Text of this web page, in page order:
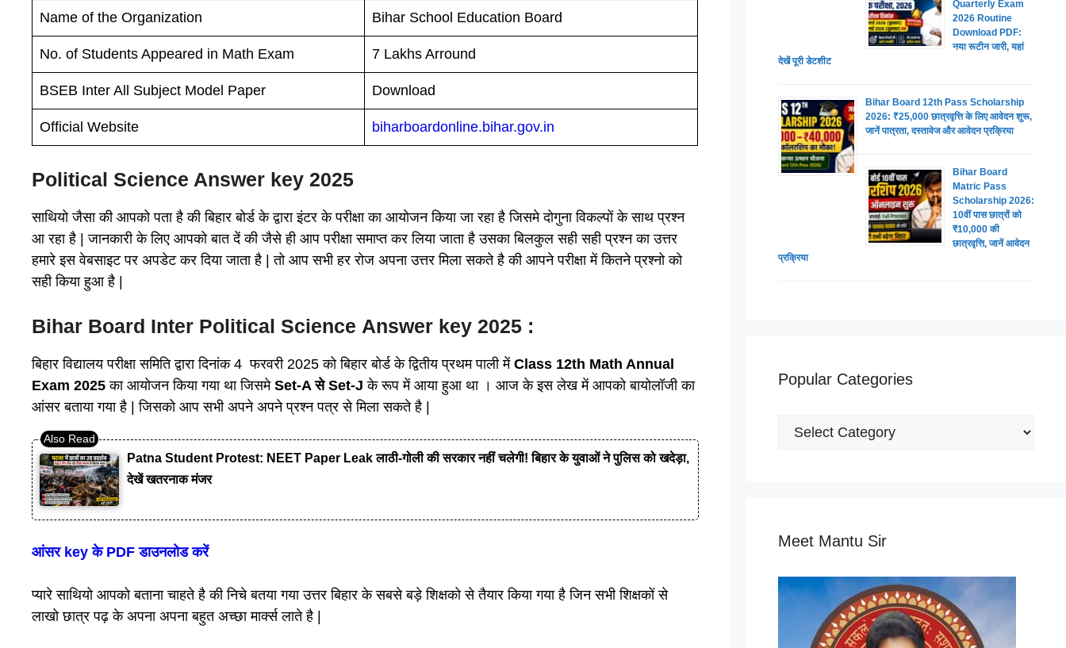
Name of the Organization Bihar School Education Board
No. of Students Appeared in Math Exam 7 Lakhs Arround
BSEB Inter All Subject Model Paper Download
Official Website biharboardonline.bihar.gov.in
Political Science Answer key 2025
साथियो जैसा की आपको पता है की बिहार बोर्ड के द्वारा इंटर के परीक्षा का आयोजन किया जा रहा है जिसमे दोगुना विकल्पों के साथ प्रश्न
आ रहा है | जानकारी के लिए आपको बात दें की जैसे ही आप परीक्षा समाप्त कर लिया जाता है उसका बिलकुल सही सही प्रश्न का उत्तर
हमारे इस वेबसाइट पर अपडेट कर दिया जाता है | तो आप सभी हर रोज अपना उत्तर मिला सकते है की आपने परीक्षा में कितने प्रश्नो को
सही किया हुआ है |
Bihar Board Inter Political Science Answer key 2025 :
बिहार विद्यालय परीक्षा समिति द्वारा दिनांक 4 फरवरी 2025 को बिहार बोर्ड के द्वितीय प्रथम पाली में Class 12th Math Annual
Exam 2025 का आयोजन किया गया था जिसमेSet-A से Set-J के रूप में आया हुआ था । आज के इस लेख में आपको बायोलॉजी का
आंसर बताया गया है | जिसको आप सभी अपने अपने प्रश्न पत्र से मिला सकते है |
Patna Student Protest: NEET Paper Leak लाठी-गोली की सरकार नहीं चलेगी! बिहार के युवाओं ने पुलिस को खदेड़ा,
देखें खतरनाक मंजर
आंसर key के PDF डाउनलोड करें
प्यारे साथियो आपको बताना चाहते है की निचे बतया गया उत्तर बिहार के सबसे बड़े शिक्षको से तैयार किया गया है जिन सभी शिक्षकों से
लाखो छात्र पढ़ के अपना अपना बहुत अच्छा मार्क्स लाते है |
Quarterly Exam
2026 Routine
Download PDF:
नया रूटीन जारी, यहां
देखें पूरी डेटशीट
Bihar Board 12th Pass Scholarship
2026: ₹25,000 छात्रवृत्ति के लिए आवेदन शुरू,
जानें पात्रता, दस्तावेज और आवेदन प्रक्रिया
Bihar Board
Matric Pass
Scholarship 2026:
10वीं पास छात्रों को
₹10,000 की
छात्रवृत्ति, जानें आवेदन
प्रक्रिया
Popular Categories
Popular
Meet Mantu Sir